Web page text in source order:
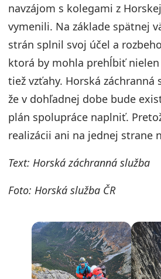
navzájom s kolegami z
vymenili. Na základe spätnej
strán splnil svoj účel a
ktorá by mohla prehĺbiť
tiež vzťahy. Horská záchranná
že v dohľadnej dobe bude
plán spolupráce naplniť.
realizácii ani na jednej strane
Text: Horská záchranná služba
Foto: Horská služba ČR